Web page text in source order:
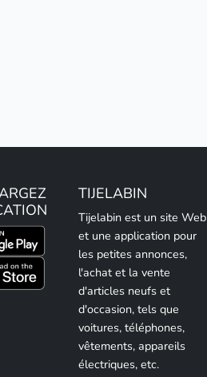
TIJELABIN
Tijelabin est un site Web
et une application pour
les petites annonces,
l'achat et la vente
d'articles neufs et
d'occasion, tels que
voitures, téléphones,
vêtements, appareils
électriques, etc.